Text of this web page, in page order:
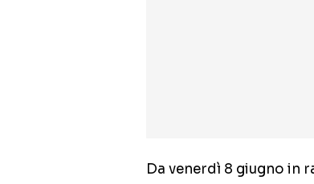
Da venerdì 8 giugno in